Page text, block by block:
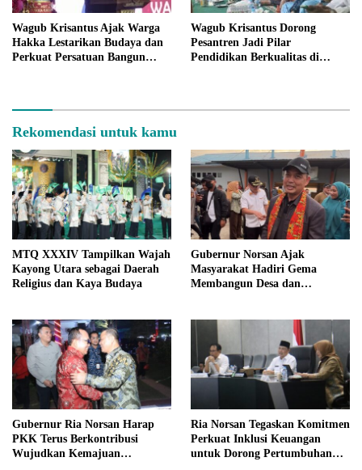
Wagub Krisantus Ajak Warga
Hakka Lestarikan Budaya dan
Perkuat Persatuan Bangun
Wagub Krisantus Dorong
Pesantren Jadi Pilar
Pendidikan Berkualitas di
Rekomendasi untuk kamu
MTQ XXXIV Tampilkan Wajah
Kayong Utara sebagai Daerah
Religius dan Kaya Budaya
Gubernur Norsan Ajak
Masyarakat Hadiri Gema
Membangun Desa dan
Gubernur Ria Norsan Harap
PKK Terus Berkontribusi
Wujudkan Kemajuan
Ria Norsan Tegaskan Komitmen
Perkuat Inklusi Keuangan
untuk Dorong Pertumbuhan